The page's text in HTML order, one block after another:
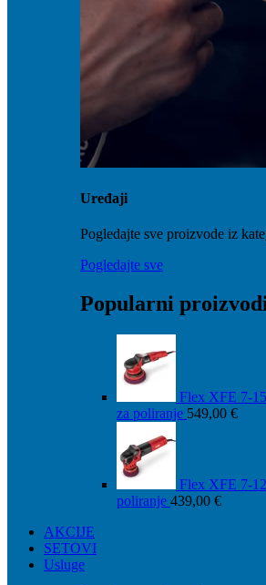
Uređaji
Pogledajte sve proizvode iz
Pogledajte sve
Popularni
Flex XFE 7-
za poliranje 549,00 €
Flex XFE 7-
poliranje 439,00 €
AKCIJE
SETOVI
Usluge